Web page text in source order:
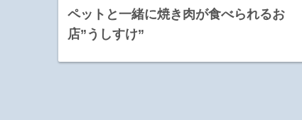
ペットと一緒に焼き肉が食べられるお
店”うしすけ”